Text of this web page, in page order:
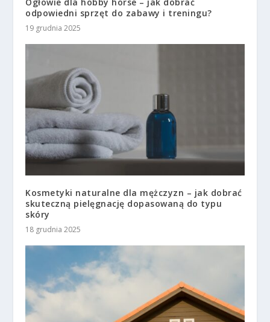
odpowiedni sprzęt do zabawy i treningu?
19 grudnia 2025
Kosmetyki naturalne dla mężczyzn – jak dobrać
skuteczną pielęgnację dopasowaną do typu
skóry
18 grudnia 2025